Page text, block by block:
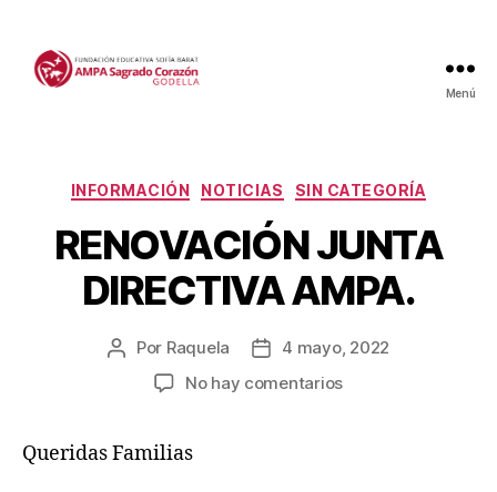
Menú
Categorías
INFORMACIÓN NOTICIAS SIN CATEGORÍA
RENOVACIÓN JUNTA
DIRECTIVA AMPA.
Autor
Por Raquela
Fecha4 mayo, 2022
No hay comentariosen
Queridas Familias